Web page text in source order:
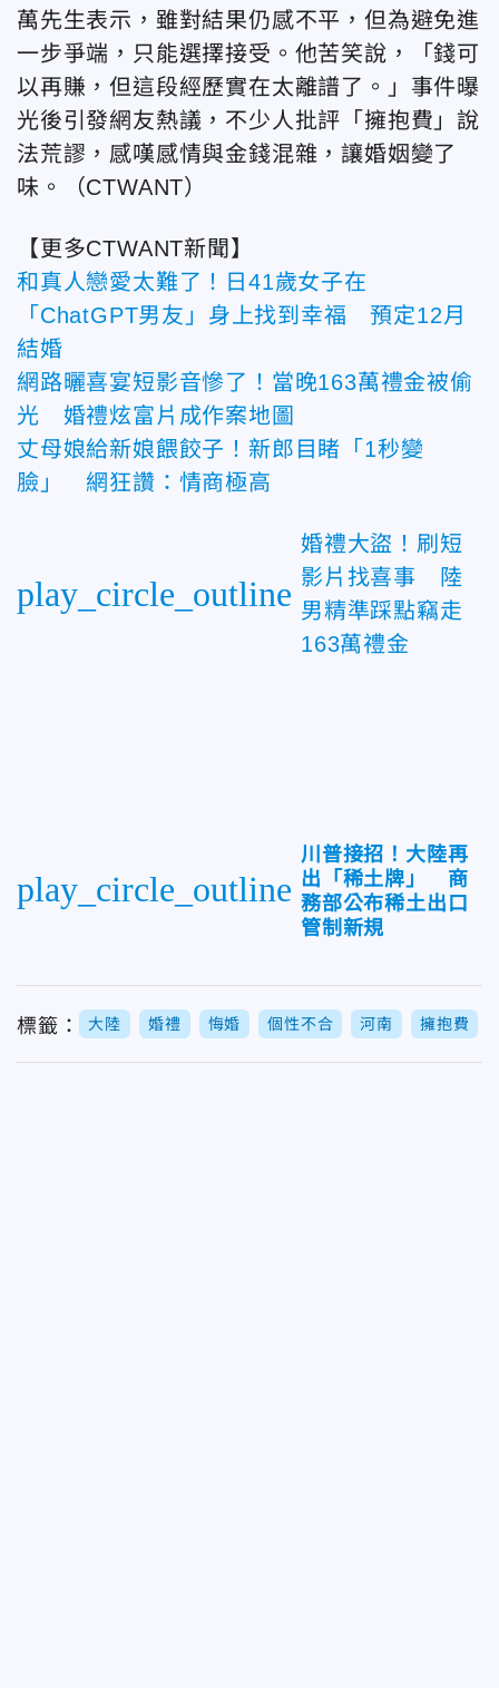
萬先生表示，雖對結果仍感不平，但為避免進
一步爭端，只能選擇接受。他苦笑說，「錢可
以再賺，但這段經歷實在太離譜了。」事件曝
光後引發網友熱議，不少人批評「擁抱費」說
法荒謬，感嘆感情與金錢混雜，讓婚姻變了
味。（CTWANT）
【更多CTWANT新聞】
和真人戀愛太難了！日41歲女子在
「ChatGPT男友」身上找到幸福 預定12月
結婚
網路曬喜宴短影音慘了！當晚163萬禮金被偷
光 婚禮炫富片成作案地圖
丈母娘給新娘餵餃子！新郎目睹「1秒變
臉」 網狂讚：情商極高
play_circle_outline
婚禮大盜！刷短
影片找喜事 陸
男精準踩點竊走
163萬禮金
play_circle_outline
川普接招！大陸再
出「稀土牌」 商
務部公布稀土出口
管制新規
標籤： 大陸 婚禮 悔婚 個性不合 河南 擁抱費